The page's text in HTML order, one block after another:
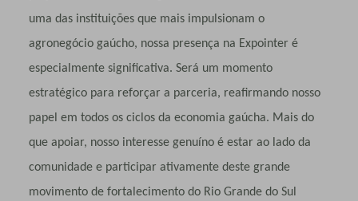
uma das instituições que mais impulsionam o
agronegócio gaúcho, nossa presença na Expointer é
especialmente significativa. Será um momento
estratégico para reforçar a parceria, reafirmando nosso
papel em todos os ciclos da economia gaúcha. Mais do
que apoiar, nosso interesse genuíno é estar ao lado da
comunidade e participar ativamente deste grande
movimento de fortalecimento do Rio Grande do Sul